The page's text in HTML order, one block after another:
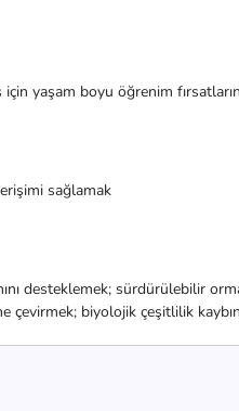
yaşam boyu öğrenim
sağlamak
desteklemek; sürdürülebilir
biyolojik çeşitlilik